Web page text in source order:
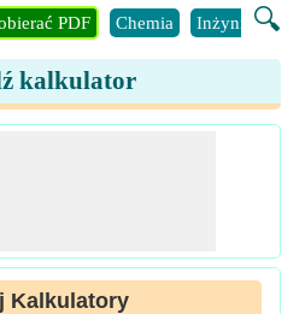
🔍
PDF Chemia Inżynieria
kalkulator
Kalkulatory